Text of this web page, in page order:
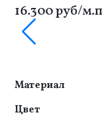
16.300 руб/
Материал
Цвет